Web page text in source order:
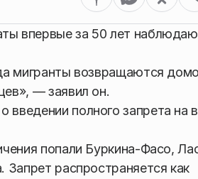
впервые за 50 лет
мигранты возвращаются
— заявил он.
полного запрета на
попали Буркина-Фасо,
распространяется как